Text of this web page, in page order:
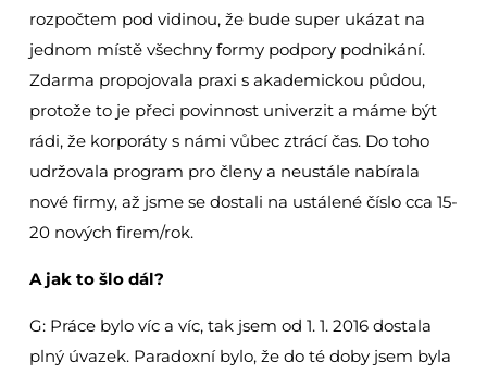
rozpočtem pod vidinou, že bude super ukázat na
jednom místě všechny formy podpory podnikání.
Zdarma propojovala praxi s akademickou půdou,
protože to je přeci povinnost univerzit a máme být
rádi, že korporáty s námi vůbec ztrácí čas. Do toho
udržovala program pro členy a neustále nabírala
nové firmy, až jsme se dostali na ustálené číslo cca 15-
20 nových firem/rok.
A jak to šlo dál?
G: Práce bylo víc a víc, tak jsem od 1. 1. 2016 dostala
plný úvazek. Paradoxní bylo, že do té doby jsem byla